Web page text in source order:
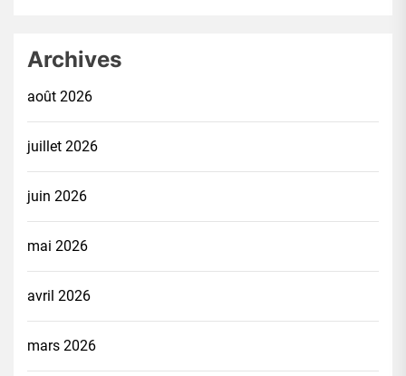
Archives
août 2026
juillet 2026
juin 2026
mai 2026
avril 2026
mars 2026